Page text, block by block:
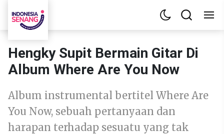
Hengky Supit Bermain Gitar Di
Album Where Are You Now
Album instrumental bertitel Where Are
You Now, sebuah pertanyaan dan
harapan terhadap sesuatu yang tak